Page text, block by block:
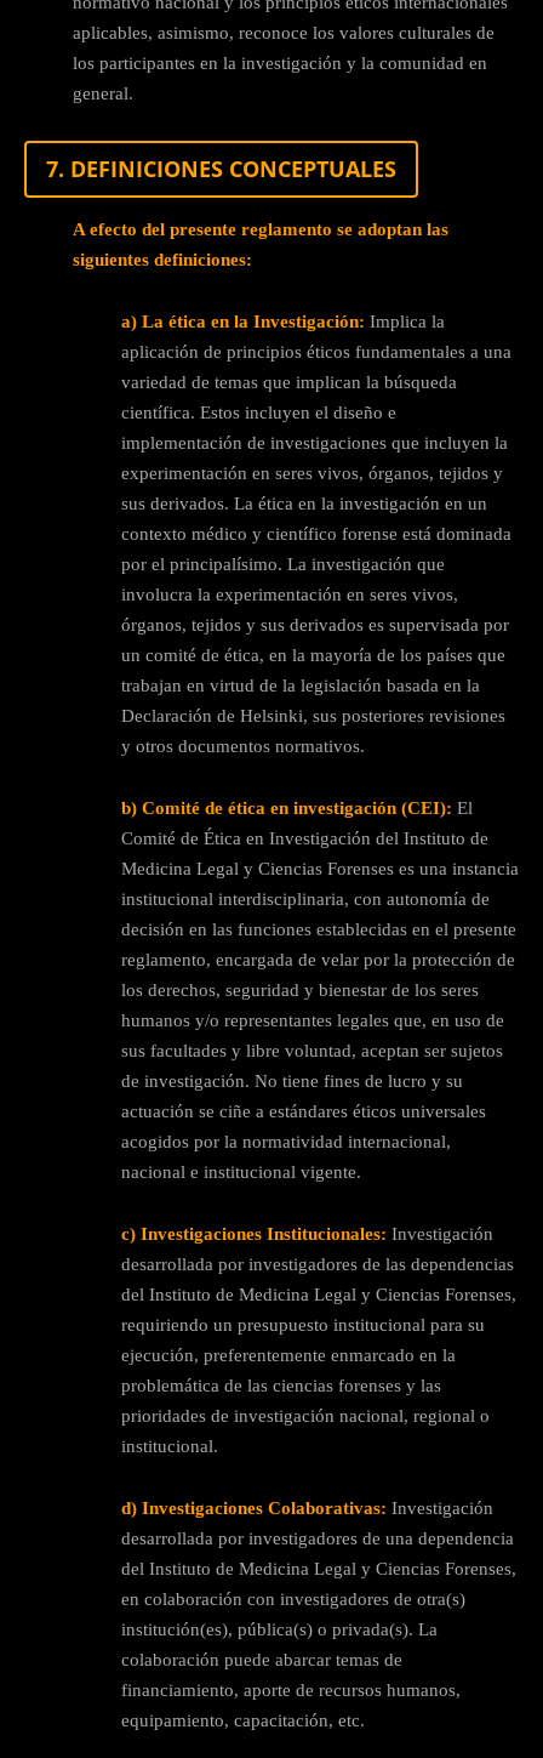
aplicables, asimismo, reconoce los valores culturales de
los participantes en la investigación y la comunidad en
general.
7. DEFINICIONES CONCEPTUALES
A efecto del presente reglamento se adoptan las
siguientes definiciones:
a) La ética en la Investigación: Implica la
aplicación de principios éticos fundamentales a una
variedad de temas que implican la búsqueda
científica. Estos incluyen el diseño e
implementación de investigaciones que incluyen la
experimentación en seres vivos, órganos, tejidos y
sus derivados. La ética en la investigación en un
contexto médico y científico forense está dominada
por el principalísimo. La investigación que
involucra la experimentación en seres vivos,
órganos, tejidos y sus derivados es supervisada por
un comité de ética, en la mayoría de los países que
trabajan en virtud de la legislación basada en la
Declaración de Helsinki, sus posteriores revisiones
y otros documentos normativos.
b) Comité de ética en investigación (CEI): El
Comité de Ética en Investigación del Instituto de
Medicina Legal y Ciencias Forenses es una instancia
institucional interdisciplinaria, con autonomía de
decisión en las funciones establecidas en el presente
reglamento, encargada de velar por la protección de
los derechos, seguridad y bienestar de los seres
humanos y/o representantes legales que, en uso de
sus facultades y libre voluntad, aceptan ser sujetos
de investigación. No tiene fines de lucro y su
actuación se ciñe a estándares éticos universales
acogidos por la normatividad internacional,
nacional e institucional vigente.
c) Investigaciones Institucionales: Investigación
desarrollada por investigadores de las dependencias
del Instituto de Medicina Legal y Ciencias Forenses,
requiriendo un presupuesto institucional para su
ejecución, preferentemente enmarcado en la
problemática de las ciencias forenses y las
prioridades de investigación nacional, regional o
institucional.
d) Investigaciones Colaborativas: Investigación
desarrollada por investigadores de una dependencia
del Instituto de Medicina Legal y Ciencias Forenses,
en colaboración con investigadores de otra(s)
institución(es), pública(s) o privada(s). La
colaboración puede abarcar temas de
financiamiento, aporte de recursos humanos,
equipamiento, capacitación, etc.